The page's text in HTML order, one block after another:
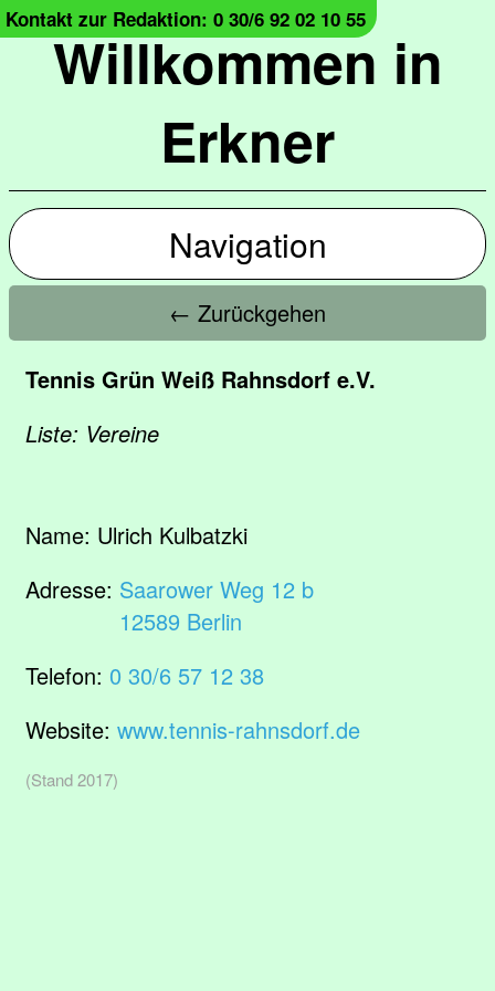
Willkommen in
Erkner
Kontakt zur Redaktion: 0 30/6 92 02 10 55
Navigation
← Zurückgehen
Tennis Grün Weiß Rahnsdorf e.V.
Liste: Vereine
Name: Ulrich Kulbatzki
Adresse: Saarower Weg 12 b
12589 Berlin
Telefon: 0 30/6 57 12 38
Website: www.tennis-rahnsdorf.de
(Stand 2017)